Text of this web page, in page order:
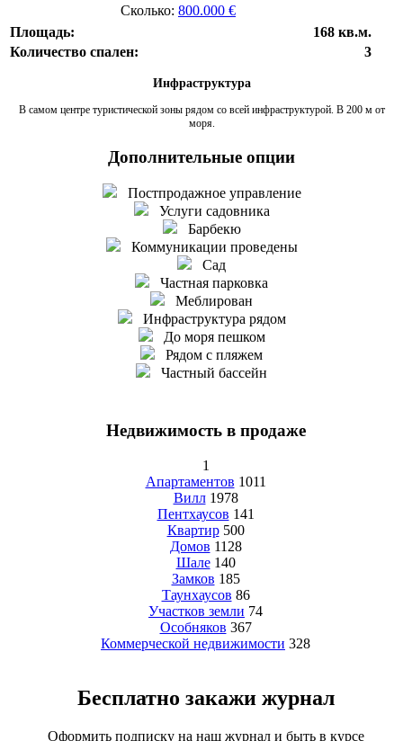
Сколько: 800.000 €
Площадь:
168 кв.м.
Количество спален:
3
Инфраструктура
В самом центре туристической зоны рядом со всей инфраструктурой. В 200 м от
моря.
Дополнительные опции
Постпродажное управление
Услуги садовника
Барбекю
Коммуникации проведены
Сад
Частная парковка
Меблирован
Инфраструктура рядом
До моря пешком
Рядом с пляжем
Частный бассейн
Недвижимость в продаже
1
Апартаментов 1011
Вилл 1978
Пентхаусов 141
Квартир 500
Домов 1128
Шале 140
Замков 185
Таунхаусов 86
Участков земли 74
Особняков 367
Коммерческой недвижимости 328
Бесплатно закажи журнал
Оформить подписку на наш журнал и быть в курсе